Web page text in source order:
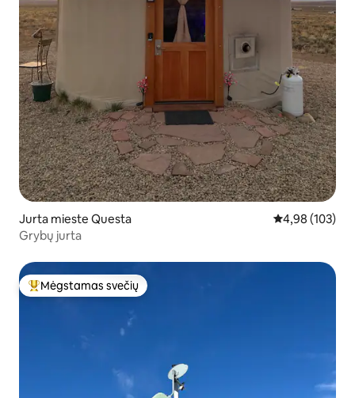
Jurta mieste Questa Vidutinis
4,98 (103)
Grybų jurta
Svečių mėgstamiausias
Mėgstamas svečių